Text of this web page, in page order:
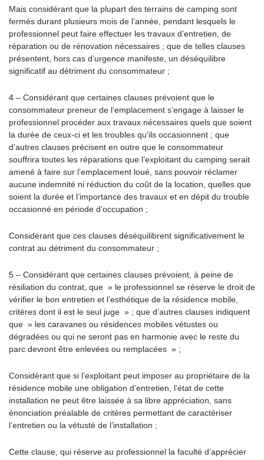
Mais considérant que la plupart des terrains de camping sont
fermés durant plusieurs mois de l’année, pendant lesquels le
professionnel peut faire effectuer les travaux d’entretien, de
réparation ou de rénovation nécessaires ; que de telles clauses
présentent, hors cas d’urgence manifeste, un déséquilibre
significatif au détriment du consommateur ;
4 – Considérant que certaines clauses prévoient que le
consommateur preneur de l’emplacement s’engage à laisser le
professionnel procéder aux travaux nécessaires quels que soient
la durée de ceux-ci et les troubles qu’ils occasionnent ; que
d’autres clauses précisent en outre que le consommateur
souffrira toutes les réparations que l’exploitant du camping serait
amené à faire sur l’emplacement loué, sans pouvoir réclamer
aucune indemnité ni réduction du coût de la location, quelles que
soient la durée et l’importance des travaux et en dépit du trouble
occasionné en période d’occupation ;
Considérant que ces clauses déséquilibrent significativement le
contrat au détriment du consommateur ;
5 – Considérant que certaines clauses prévoient, à peine de
résiliation du contrat, que » le professionnel se réserve le droit de
vérifier le bon entretien et l’esthétique de la résidence mobile,
critères dont il est le seul juge » ; que d’autres clauses indiquent
que » les caravanes ou résidences mobiles vétustes ou
dégradées ou qui ne seront pas en harmonie avec le reste du
parc devront être enlevées ou remplacées » ;
Considérant que si l’exploitant peut imposer au propriétaire de la
résidence mobile une obligation d’entretien, l’état de cette
installation ne peut être laissée à sa libre appréciation, sans
énonciation préalable de critères permettant de caractériser
l’entretien ou la vétusté de l’installation ;
Cette clause, qui réserve au professionnel la faculté d’apprécier